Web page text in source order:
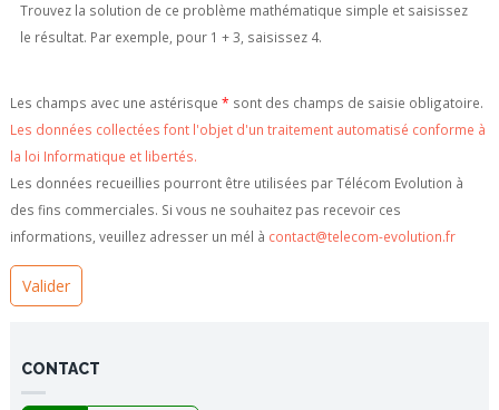
Trouvez la solution de ce problème mathématique simple et saisissez
le résultat. Par exemple, pour 1 + 3, saisissez 4.
Les champs avec une astérisque * sont des champs de saisie obligatoire.
Les données collectées font l'objet d'un traitement automatisé conforme à
la loi Informatique et libertés.
Les données recueillies pourront être utilisées par Télécom Evolution à
des fins commerciales. Si vous ne souhaitez pas recevoir ces
informations, veuillez adresser un mél à contact@telecom-evolution.fr
CONTACT